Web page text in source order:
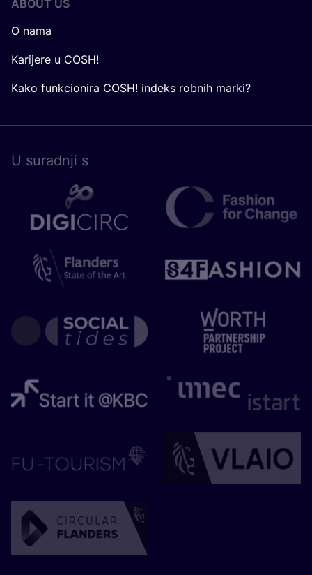
ABOUT US
O nama
Karijere u COSH!
Kako funkcionira COSH! indeks robnih marki?
U surad­nji s